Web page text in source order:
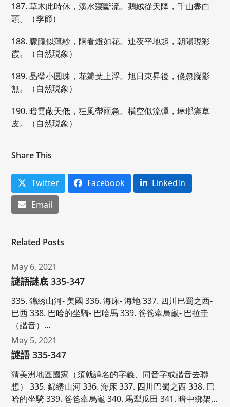
187. 草木此時休，溪水寖斷流。鵝絨從天降，千山盡白
頭。（季節）
188. 朦朧似薄紗，隔看燈如花。連夜平地起，朝陽現彩
霞。（自然現象）
189. 晶瑩小圓珠，花瓣葉上浮。旭日東昇後，倏忽蹤影
無。（自然現象）
190. 暗雲蔽天低，狂風帶雨急。橫空似流彈，琳瑯滿草
皮。（自然現象）
Share This
Twitter Facebook
LinkedIn
Email
Related Posts
May 6, 2021
謎語謎底 335-347
335. 錦綉山河- 美國 336. 海床- 海地 337. 四川巴蜀之西-
巴西 338. 巴哈的坐騎- 巴哈馬 339. 爸爸牽烏龜- 巴拉圭
（諧音）…
May 5, 2021
謎語 335-347
猜美洲地區國家（須就譯名的字義、同音字或諧音去聯
想） 335. 錦綉山河 336. 海床 337. 四川巴蜀之西 338. 巴
哈的坐騎 339. 爸爸牽烏龜 340. 馬犁瓜田 341. 暗中綁架…